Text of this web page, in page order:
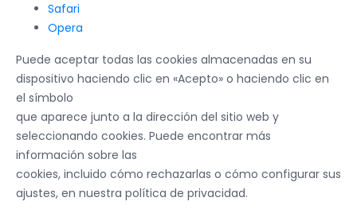
Safari
Opera
Puede aceptar todas las cookies almacenadas en su
dispositivo haciendo clic en «Acepto» o haciendo clic en
el símbolo
que aparece junto a la dirección del sitio web y
seleccionando cookies. Puede encontrar más
información sobre las
cookies, incluido cómo rechazarlas o cómo configurar sus
ajustes, en nuestra política de privacidad.